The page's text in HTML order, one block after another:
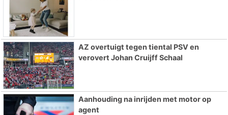
AZ overtuigt tegen tiental PSV en
verovert Johan Cruijff Schaal
Aanhouding na inrijden met motor op
agent